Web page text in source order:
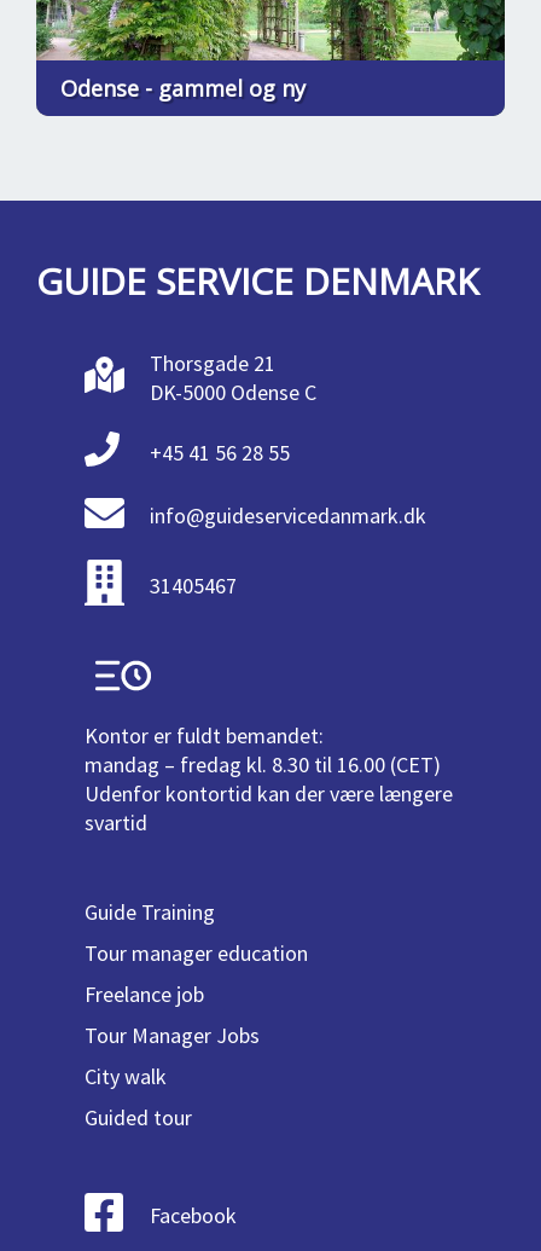
Odense - gammel og ny
GUIDE SERVICE DENMARK
Thorsgade 21
DK-5000 Odense C
+45 41 56 28 55
info@guideservicedanmark.dk
31405467
Kontor er fuldt bemandet:
mandag – fredag kl. 8.30 til 16.00 (CET)
Udenfor kontortid kan der være længere
svartid
Guide Training
Tour manager education
Freelance job
Tour Manager Jobs
City walk
Guided tour
Facebook